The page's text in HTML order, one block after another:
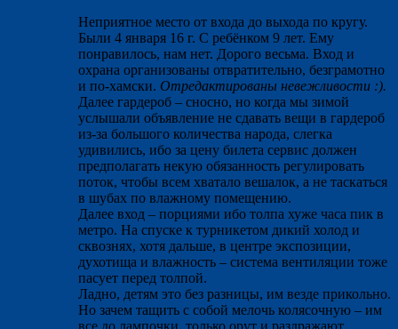
Неприятное место от входа до выхода по кругу.
Были 4 января 16 г. С ребёнком 9 лет. Ему
понравилось, нам нет. Дорого весьма. Вход и
охрана организованы отвратительно, безграмотно
и по-хамски. Отредактированы невежливости :).
Далее гардероб – сносно, но когда мы зимой
услышали объявление не сдавать вещи в гардероб
из-за большого количества народа, слегка
удивились, ибо за цену билета сервис должен
предполагать некую обязанность регулировать
поток, чтобы всем хватало вешалок, а не таскаться
в шубах по влажному помещению.
Далее вход – порциями ибо толпа хуже часа пик в
метро. На спуске к турникетом дикий холод и
сквознях, хотя дальше, в центре экспозиции,
духотища и влажность – система вентиляции тоже
пасует перед толпой.
Ладно, детям это без разницы, им везде прикольно.
Но зачем тащить с собой мелочь колясочную – им
все до лампочки, только орут и раздражают